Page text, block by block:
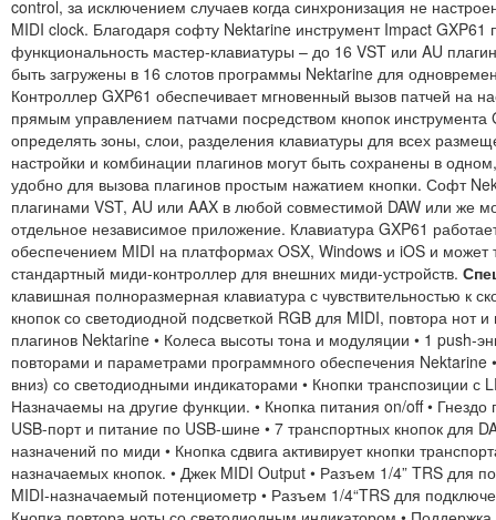
control, за исключением случаев когда синхронизация не
MIDI clock. Благодаря софту Nektarine инструмент Impact
функциональность мастер-клавиатуры – до 16 VST или AU
быть загружены в 16 слотов программы Nektarine для
Контроллер GXP61 обеспечивает мгновенный вызов патчей на
прямым управлением патчами посредством кнопок инструмента
определять зоны, слои, разделения клавиатуры для всех
настройки и комбинации плагинов могут быть сохранены в
удобно для вызова плагинов простым нажатием кнопки. Софт
плагинами VST, AU или AAX в любой совместимой DAW или же
отдельное независимое приложение. Клавиатура GXP61
обеспечением MIDI на платформах OSX, Windows и iOS и может
стандартный миди-контроллер для внешних миди-устройств.
клавишная полноразмерная клавиатура с чувствительностью к
кнопок со светодиодной подсветкой RGB для MIDI, повтора нот
плагинов Nektarine • Колеса высоты тона и модуляции • 1 push-
повторами и параметрами программного обеспечения Nektarine
вниз) со светодиодными индикаторами • Кнопки транспозиции с
Назначаемы на другие функции. • Кнопка питания on/off •
USB-порт и питание по USB-шине • 7 транспортных кнопок для
назначений по миди • Кнопка сдвига активирует кнопки
назначаемых кнопок. • Джек MIDI Output • Разъем 1/4” TRS для
MIDI-назначаемый потенциометр • Разъем 1/4“TRS для